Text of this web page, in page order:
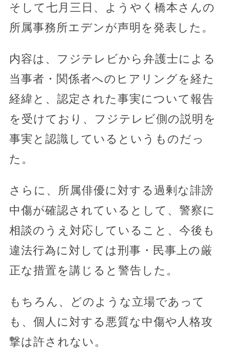
そして七月三日、ようやく橋本さんの
所属事務所エデンが声明を発表した。
内容は、フジテレビから弁護士による
当事者・関係者へのヒアリングを経た
経緯と、認定された事実について報告
を受けており、フジテレビ側の説明を
事実と認識しているというものだっ
た。
さらに、所属俳優に対する過剰な誹謗
中傷が確認されているとして、警察に
相談のうえ対応していること、今後も
違法行為に対しては刑事・民事上の厳
正な措置を講じると警告した。
もちろん、どのような立場であって
も、個人に対する悪質な中傷や人格攻
撃は許されない。